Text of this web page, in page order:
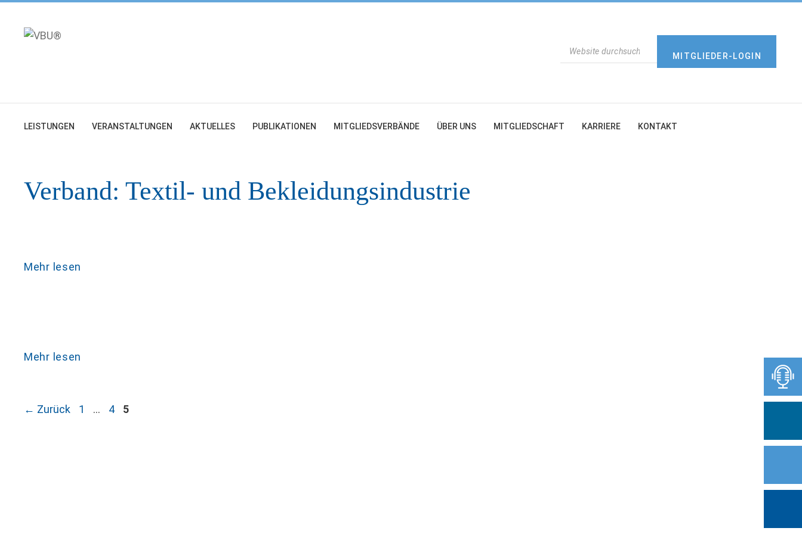
springen
MITGLIEDER-LOGIN
LEISTUNGEN VERANSTALTUNGEN AKTUELLES PUBLIKATIONEN MITGLIEDSVERBÄNDE ÜBER UNS MITGLIEDSCHAFT KARRIERE KONTAKT
Verband: Textil- und Bekleidungsindustrie
Mehr lesen
Mehr lesen
← Zurück Seite
1 … Seite
4 Seite
5